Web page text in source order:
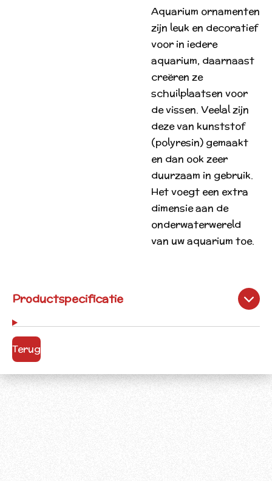
Aquarium ornamenten
zijn leuk en decoratief
voor in iedere
aquarium, daarnaast
creëren ze
schuilplaatsen voor
de vissen. Veelal zijn
deze van kunststof
(polyresin) gemaakt
en dan ook zeer
duurzaam in gebruik.
Het voegt een extra
dimensie aan de
onderwaterwereld
van uw aquarium toe.
Productspecificatie
Terug